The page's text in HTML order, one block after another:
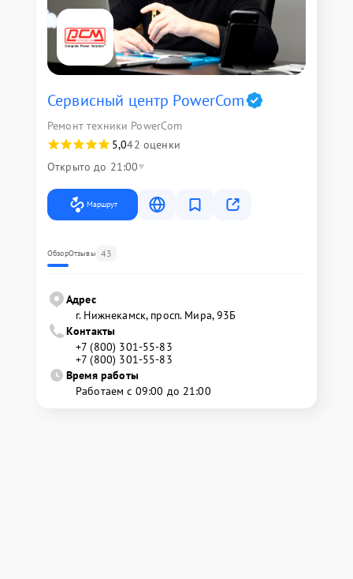
Сервисный центр PowerCom
Ремонт техники PowerCom
5,042 оценки
Открыто до 21:00
Маршрут
ОбзорОтзывы 43
Адрес
г. Нижнекамск, просп. Мира, 93Б
Контакты
+7 (800) 301-55-83
+7 (800) 301-55-83
Время работы
Работаем с 09:00 до 21:00